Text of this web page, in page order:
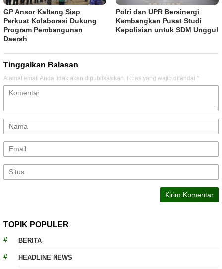
GP Ansor Kalteng Siap
Perkuat Kolaborasi Dukung
Program Pembangunan
Daerah
Polri dan UPR Bersinergi
Kembangkan Pusat Studi
Kepolisian untuk SDM Unggul
Tinggalkan Balasan
Alamat email Anda tidak akan dipublikasikan. Ruas yang wajib ditandai *
TOPIK POPULER
BERITA
HEADLINE NEWS